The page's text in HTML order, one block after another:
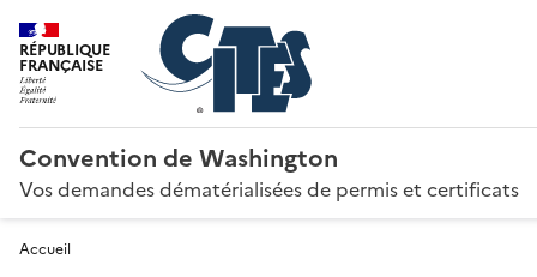
RÉPUBLIQUE
FRANÇAISE
Convention de Washington
Vos demandes dématérialisées de permis et certificats
Accueil